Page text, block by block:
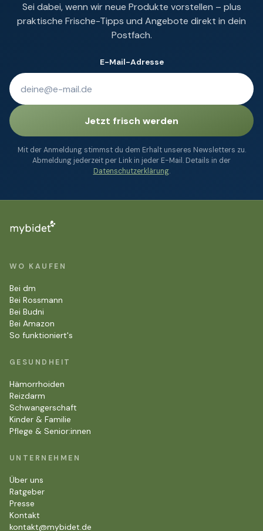
Sei dabei, wenn wir neue Produkte vorstellen – plus
praktische Frische-Tipps und Angebote direkt in dein
Postfach.
E-Mail-Adresse
Jetzt frisch werden
Mit der Anmeldung stimmst du dem Erhalt unseres Newsletters zu.
Abmeldung jederzeit per Link in jeder E-Mail. Details in der
Datenschutzerklärung.
WO KAUFEN
Bei dm
Bei Rossmann
Bei Budni
Bei Amazon
So funktioniert's
GESUNDHEIT
Hämorrhoiden
Reizdarm
Schwangerschaft
Kinder & Familie
Pflege & Senior:innen
UNTERNEHMEN
Über uns
Ratgeber
Presse
Kontakt
kontakt@mybidet.de